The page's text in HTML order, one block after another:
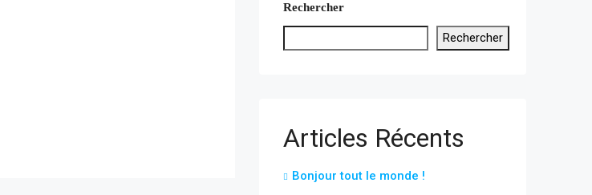
Rechercher
Rechercher
Articles Récents
Bonjour tout le monde !